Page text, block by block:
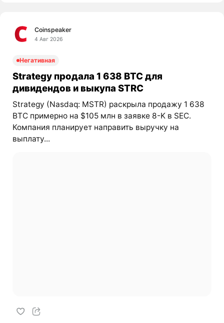
Coinspeaker
4 Авг 2026
Негативная
Strategy продала 1 638 BTC для
дивидендов и выкупа STRC
Strategy (Nasdaq: MSTR) раскрыла продажу 1 638
BTC примерно на $105 млн в заявке 8-K в SEC.
Компания планирует направить выручку на
выплату...